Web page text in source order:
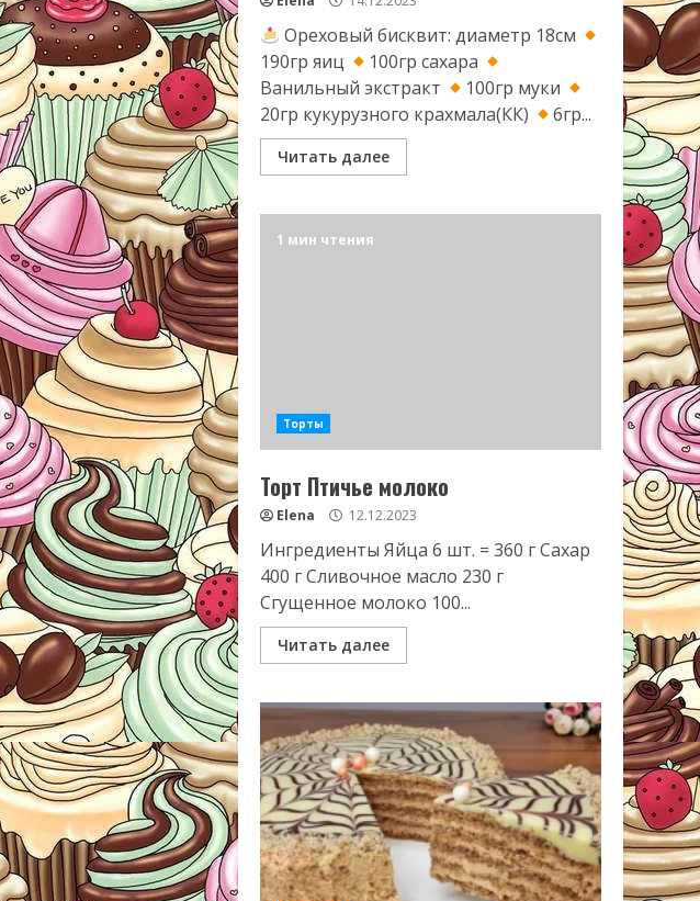
Ореховый бисквит: диаметр 18см
190гр яиц
100гр сахара
Ванильный экстракт
100гр муки
20гр кукурузного крахмала(КК)
6гр...
Читать далее
1 мин чтения
Торты
Торт Птичье молоко
Elena 12.12.2023
Ингредиенты Яйца 6 шт. = 360 г Сахар
400 г Сливочное масло 230 г
Сгущенное молоко 100...
Читать далее